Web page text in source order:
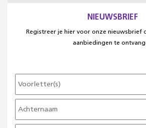
NIEUWSBRIEF
Registreer je hier voor onze nieuwsbrief
aanbiedingen te